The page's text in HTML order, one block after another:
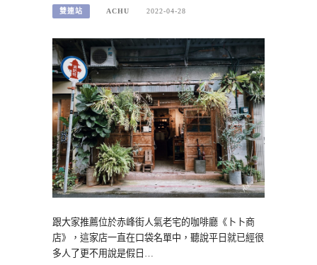
雙連站 ACHU 2022-04-28
跟大家推薦位於赤峰街人氣老宅的咖啡廳《卜卜商
店》，這家店一直在口袋名單中，聽說平日就已經很
多人了更不用說是假日…